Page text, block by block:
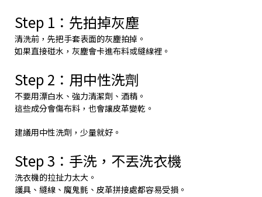
Step 1：先拍掉灰塵
清洗前，先把手套表面的灰塵拍掉。
如果直接碰水，灰塵會卡進布料或縫線裡。
Step 2：用中性洗劑
不要用漂白水、強力清潔劑、酒精。
這些成分會傷布料，也會讓皮革變乾。
建議用中性洗劑，少量就好。
Step 3：手洗，不丟洗衣機
洗衣機的拉扯力太大。
護具、縫線、魔鬼氈、皮革拼接處都容易受損。